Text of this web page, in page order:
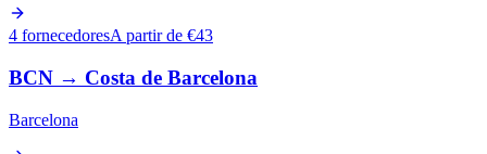
4 fornecedoresA partir de €43
BCN → Costa de Barcelona
Barcelona